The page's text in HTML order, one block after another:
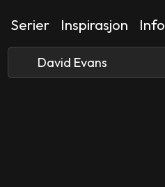
Serier Inspirasjon Info